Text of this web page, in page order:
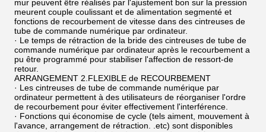
mur peuvent être réalisés par l'ajustement bon sur la pression
meurent couple coulissant et de alimentation segmenté et
fonctions de recourbement de vitesse dans des cintreuses de
tube de commande numérique par ordinateur.
· Le temps de rétraction de la bride des cintreuses de tube de
commande numérique par ordinateur après le recourbement a
pu être programmé pour stabiliser l'affection de ressort-de
retour.
ARRANGEMENT 2.FLEXIBLE de RECOURBEMENT
· Les cintreuses de tube de commande numérique par
ordinateur permettent à des utilisateurs de réorganiser l'ordre
de recourbement pour éviter effectivement l'interférence.
· Fonctions qui économise de cycle (tels aiment, mouvement à
l'avance, arrangement de rétraction. .etc) sont disponibles